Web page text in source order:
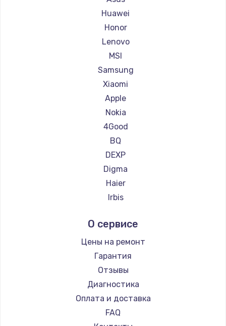
Ремонт планшетов Aquarius
Ремонт планшетов Philips
Ремонт планшетов Dell
Ремонт планшетов HP
Ремонт планшетов Getac
Ремонт планшетов ZTE
Ремонт планшетов Google
Ремонт планшетов Navitel
Ремонт планшетов Teclast
Ремонт планшетов CHUWI
Huawei
Honor
Lenovo
MSI
Samsung
Xiaomi
Apple
Nokia
4Good
BQ
DEXP
Digma
Haier
Irbis
Microsoft
BlackView
Amazon
Aquarius
Philips
Dell
HP
О сервисе
Цены на ремонт
Гарантия
Отзывы
Диагностика
Оплата и доставка
FAQ